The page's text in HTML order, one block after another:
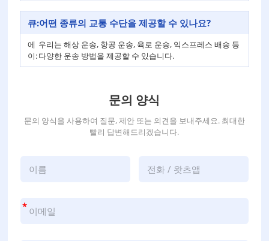
큐:어떤 종류의 교통 수단을 제공할 수 있나요?
에
이:
우리는 해상 운송, 항공 운송, 육로 운송, 익스프레스 배송 등
다양한 운송 방법을 제공할 수 있습니다.
문의 양식
문의 양식을 사용하여 질문, 제안 또는 의견을 보내주세요. 최대한
빨리 답변해드리겠습니다.
*